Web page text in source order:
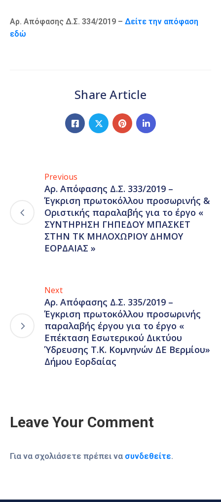
Αρ. Απόφασης Δ.Σ. 334/2019 – Δείτε την απόφαση
εδώ
Share Article
Previous
Αρ. Απόφασης Δ.Σ. 333/2019 –
Έγκριση πρωτοκόλλου προσωρινής &
Οριστικής παραλαβής για το έργο «
ΣΥΝΤΗΡΗΣΗ ΓΗΠΕΔΟΥ ΜΠΑΣΚΕΤ
ΣΤΗΝ ΤΚ ΜΗΛΟΧΩΡΙΟΥ ΔΗΜΟΥ
ΕΟΡΔΑΙΑΣ »
Next
Αρ. Απόφασης Δ.Σ. 335/2019 –
Έγκριση πρωτοκόλλου προσωρινής
παραλαβής έργου για το έργο «
Επέκταση Εσωτερικού Δικτύου
Ύδρευσης Τ.Κ. Κομνηνών ΔΕ Βερμίου»
Δήμου Εορδαίας
Leave Your Comment
Για να σχολιάσετε πρέπει να συνδεθείτε.